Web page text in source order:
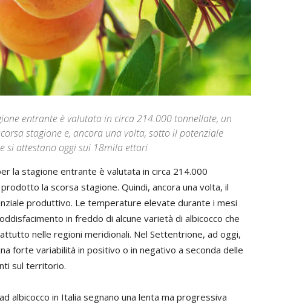
entrante è valutata in circa 214.000 tonnellate, un
stagione e, ancora una volta, sotto il potenziale
si attestano oggi sui 18mila ettari
la stagione entrante è valutata in circa 214.000
la scorsa stagione. Quindi, ancora una volta, il
produttivo. Le temperature elevate durante i mesi
in freddo di alcune varietà di albicocco che
nelle regioni meridionali. Nel Settentrione, ad oggi,
forte variabilità in positivo o in negativo a seconda delle
sul territorio.
albicocco in Italia segnano una lenta ma progressiva